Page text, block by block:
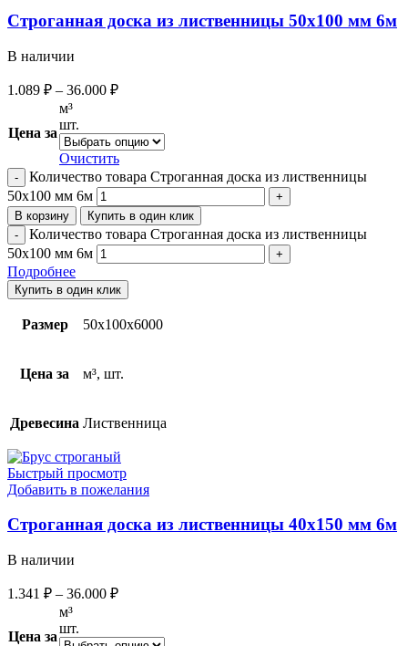
Строганная доска из лиственницы 50х100 мм 6м
В наличии
1.089 ₽ – 36.000 ₽
Цена за
м³
шт.
Очистить
Количество товара Строганная доска из лиственницы
50х100 мм 6м
В корзину Купить в один клик
Количество товара Строганная доска из лиственницы
50х100 мм 6м
Подробнее
Купить в один клик
Размер 50х100х6000
Цена за м³, шт.
Древесина Лиственница
Быстрый просмотр
Добавить в пожелания
Строганная доска из лиственницы 40х150 мм 6м
В наличии
1.341 ₽ – 36.000 ₽
Цена за
м³
шт.